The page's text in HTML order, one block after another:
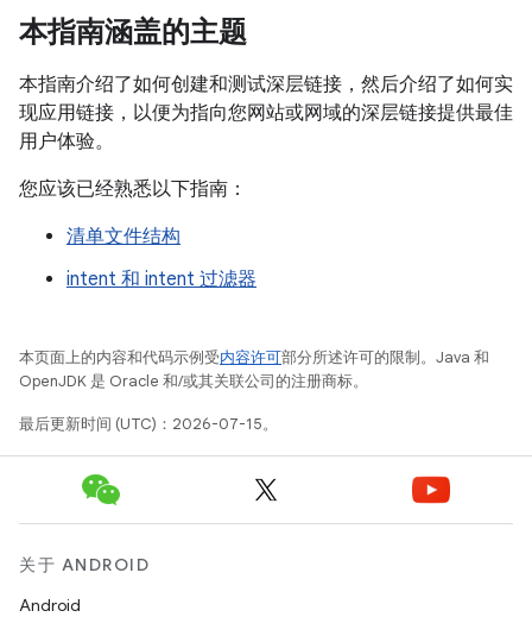
本指南涵盖的主题
本指南介绍了如何创建和测试深层链接，然后介绍了如何实
现应用链接，以便为指向您网站或网域的深层链接提供最佳
用户体验。
您应该已经熟悉以下指南：
清单文件结构
intent 和 intent 过滤器
本页面上的内容和代码示例受内容许可部分所述许可的限制。Java 和
OpenJDK 是 Oracle 和/或其关联公司的注册商标。
最后更新时间 (UTC)：2026-07-15。
关于 ANDROID
Android